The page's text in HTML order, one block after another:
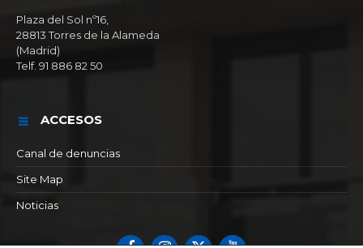
Plaza del Sol nº16,
28813 Torres de la Alameda
(Madrid)
Telf. 91 886 82 50
ACCESOS
Canal de denuncias
Site Map
Noticias
FacebookInstagram
X YouTube